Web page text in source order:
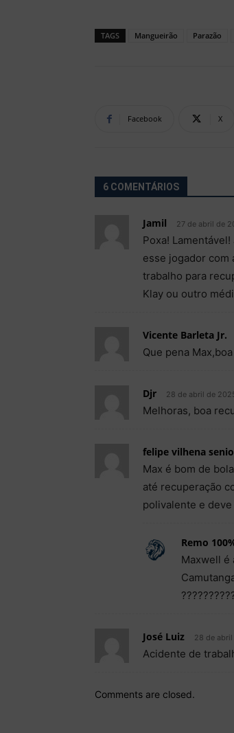
TAGS Mangueirão Parazão
Facebook X
6 COMENTÁRIOS
Jamil 27 de abril de
Poxa!
esse jogador com
trabalho para
Klay ou outro
Vicente Barleta Jr.
Que pena
Djr 28 de abril de
Melhoras, boa
felipe vilhena
Max é bom de
até recuperação
polivalente e deve
Remo
Maxwell é
José Luiz 28 de
Acidente de
Comments are closed.